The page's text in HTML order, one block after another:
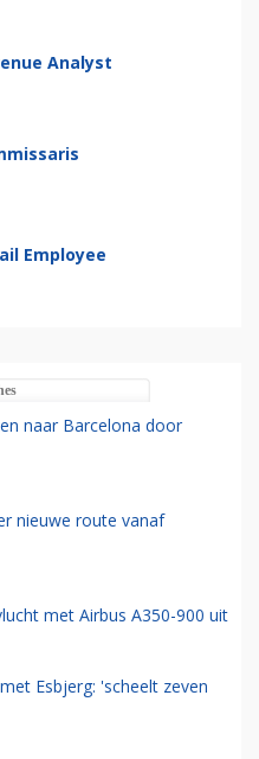
Analyst
Employee
naar Barcelona door
nieuwe route vanaf
met Airbus A350-900 uit
Esbjerg: 'scheelt zeven